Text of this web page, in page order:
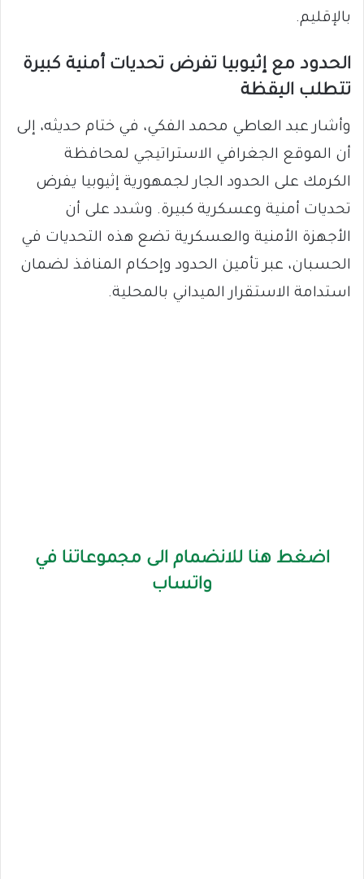
بالإقليم.
​الحدود مع إثيوبيا تفرض تحديات أمنية كبيرة
تتطلب اليقظة
​وأشار عبد العاطي محمد الفكي، في ختام حديثه، إلى
أن الموقع الجغرافي الاستراتيجي لمحافظة
الكرمك على الحدود الجار لجمهورية إثيوبيا يفرض
تحديات أمنية وعسكرية كبيرة. وشدد على أن
الأجهزة الأمنية والعسكرية تضع هذه التحديات في
الحسبان، عبر تأمين الحدود وإحكام المنافذ لضمان
استدامة الاستقرار الميداني بالمحلية.
اضغط هنا للانضمام الى مجموعاتنا في
واتساب